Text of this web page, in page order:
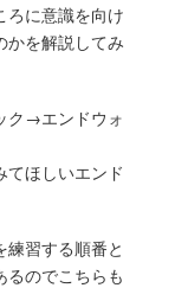
ろに意識を向け
かを解説してみ
ク→エンドウォ
てほしいエンド
習する順番と
るのでこちらも